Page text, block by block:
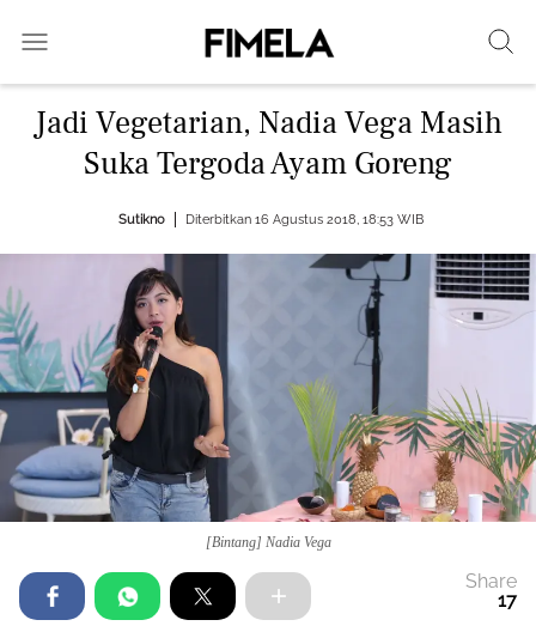
Jadi Vegetarian, Nadia Vega Masih
Suka Tergoda Ayam Goreng
Sutikno Diterbitkan 16 Agustus 2018, 18:53 WIB
[Bintang] Nadia Vega
Share
17